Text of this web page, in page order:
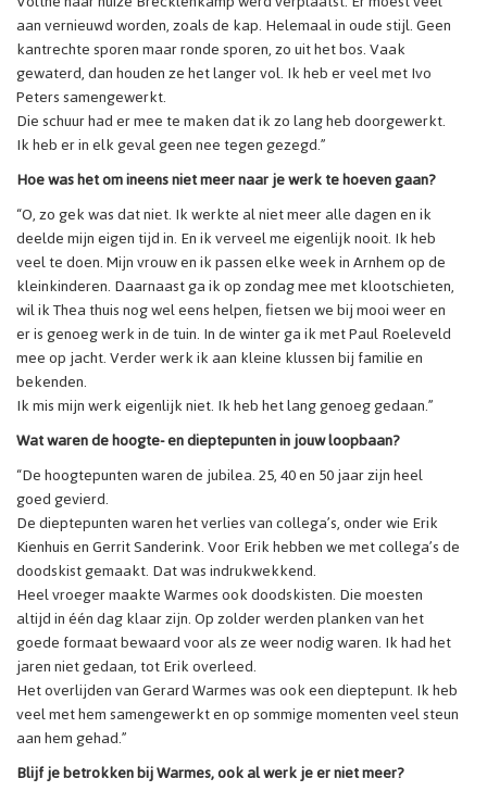
aan vernieuwd worden, zoals de kap. Helemaal in oude stijl. Geen
kantrechte sporen maar ronde sporen, zo uit het bos. Vaak
gewaterd, dan houden ze het langer vol. Ik heb er veel met Ivo
Peters samengewerkt.
Die schuur had er mee te maken dat ik zo lang heb doorgewerkt.
Ik heb er in elk geval geen nee tegen gezegd.”
Hoe was het om ineens niet meer naar je werk te hoeven gaan?
“O, zo gek was dat niet. Ik werkte al niet meer alle dagen en ik
deelde mijn eigen tijd in. En ik verveel me eigenlijk nooit. Ik heb
veel te doen. Mijn vrouw en ik passen elke week in Arnhem op de
kleinkinderen. Daarnaast ga ik op zondag mee met klootschieten,
wil ik Thea thuis nog wel eens helpen, fietsen we bij mooi weer en
er is genoeg werk in de tuin. In de winter ga ik met Paul Roeleveld
mee op jacht. Verder werk ik aan kleine klussen bij familie en
bekenden.
Ik mis mijn werk eigenlijk niet. Ik heb het lang genoeg gedaan.”
Wat waren de hoogte- en dieptepunten in jouw loopbaan?
“De hoogtepunten waren de jubilea. 25, 40 en 50 jaar zijn heel
goed gevierd.
De dieptepunten waren het verlies van collega’s, onder wie Erik
Kienhuis en Gerrit Sanderink. Voor Erik hebben we met collega’s de
doodskist gemaakt. Dat was indrukwekkend.
Heel vroeger maakte Warmes ook doodskisten. Die moesten
altijd in één dag klaar zijn. Op zolder werden planken van het
goede formaat bewaard voor als ze weer nodig waren. Ik had het
jaren niet gedaan, tot Erik overleed.
Het overlijden van Gerard Warmes was ook een dieptepunt. Ik heb
veel met hem samengewerkt en op sommige momenten veel steun
aan hem gehad.”
Blijf je betrokken bij Warmes, ook al werk je er niet meer?